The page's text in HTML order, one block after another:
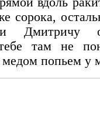
сорока,
Дмитричу
там не
попьем у